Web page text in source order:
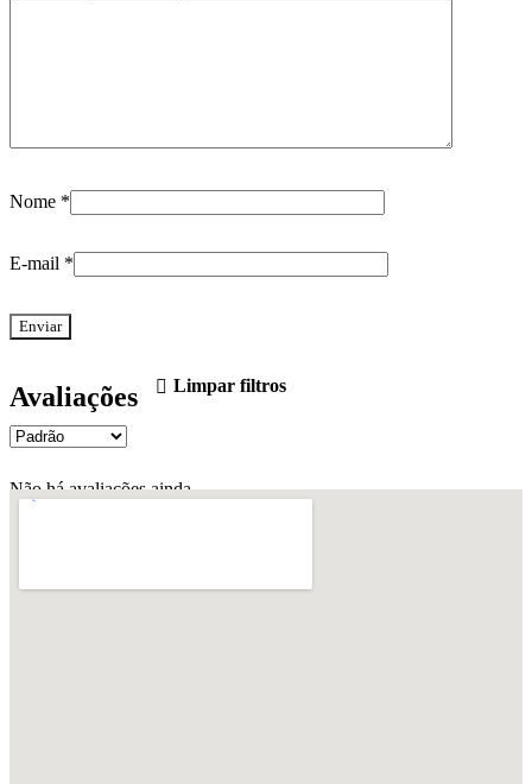
Avaliações Limpar filtros
Não há avaliações ainda.
Nome *
E-mail *